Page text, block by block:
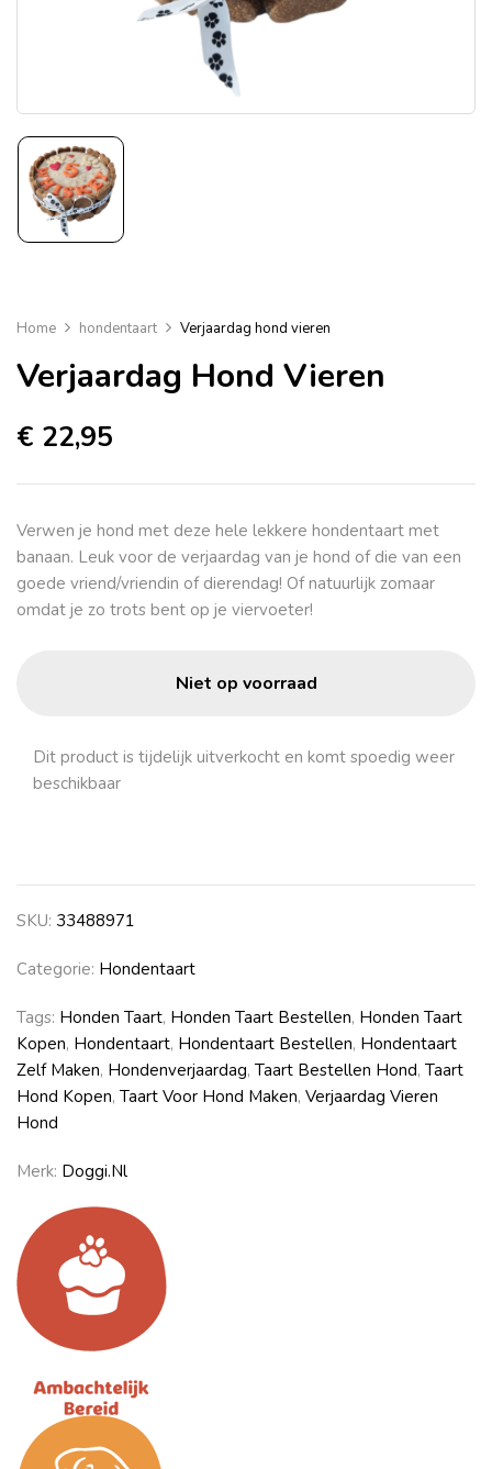
Home hondentaart Verjaardag hond vieren
Verjaardag Hond Vieren
€ 22,95
Verwen je hond met deze hele lekkere hondentaart met
banaan. Leuk voor de verjaardag van je hond of die van een
goede vriend/vriendin of dierendag! Of natuurlijk zomaar
omdat je zo trots bent op je viervoeter!
Niet op voorraad
Dit product is tijdelijk uitverkocht en komt spoedig weer
beschikbaar
SKU: 33488971
Categorie: Hondentaart
Tags: Honden Taart, Honden Taart Bestellen, Honden Taart
Kopen, Hondentaart, Hondentaart Bestellen, Hondentaart
Zelf Maken, Hondenverjaardag, Taart Bestellen Hond, Taart
Hond Kopen, Taart Voor Hond Maken, Verjaardag Vieren
Hond
Merk: Doggi.nl